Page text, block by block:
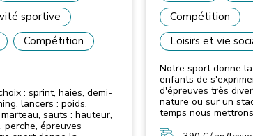
sportive
Compétition
: sprint, haies, demi-
poids,
sauts : hauteur,
perche, épreuves
Compétition
Loisirs et vie
Notre sport donne
enfants de
d'épreuves très
nature ou sur un
temps nous